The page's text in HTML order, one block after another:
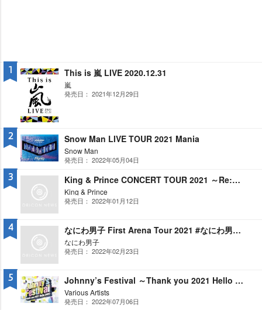
1 This is 嵐 LIVE 2020.12.31
嵐
発売日： 2021年12月29日
2 Snow Man LIVE TOUR 2021 Mania
Snow Man
発売日： 2022年05月04日
3 King & Prince CONCERT TOUR 2021 ～Re:Sense～
King & Prince
発売日： 2022年01月12日
4 なにわ男子 First Arena Tour 2021 #なにわ男子しか勝たん
なにわ男子
発売日： 2022年02月23日
5 Johnny’s Festival ～Thank you 2021 Hello 2022～
Various Artists
発売日： 2022年07月06日